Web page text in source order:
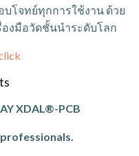
โจทย์ทุกการใช้งาน ด้วย
งมือวัดชั้นนำระดับโลก
XDAL ®-PCB